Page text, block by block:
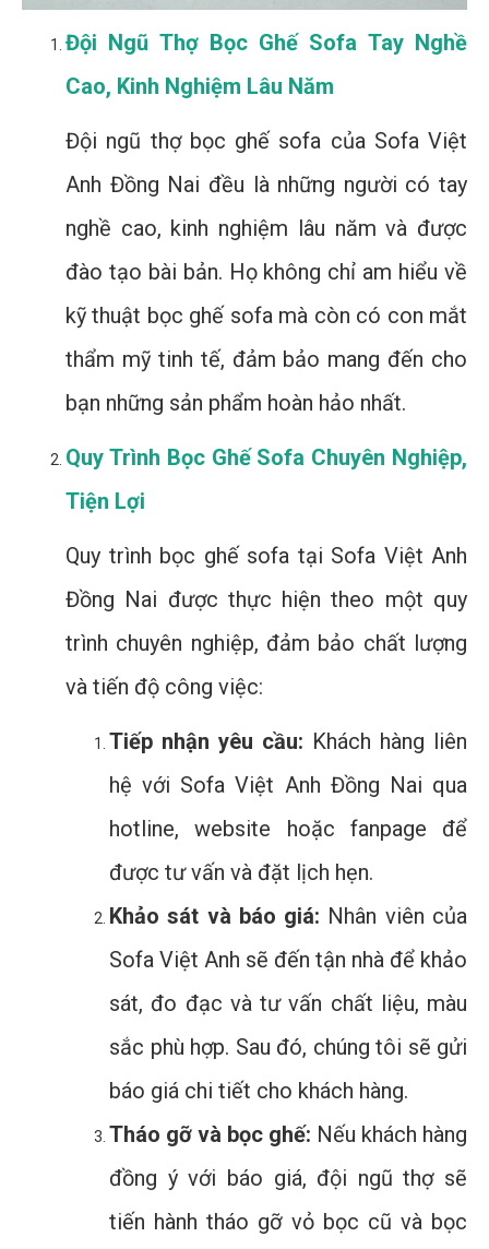
Đội Ngũ Thợ Bọc Ghế Sofa Tay Nghề
Cao, Kinh Nghiệm Lâu Năm
Đội ngũ thợ bọc ghế sofa của Sofa Việt
Anh Đồng Nai đều là những người có tay
nghề cao, kinh nghiệm lâu năm và được
đào tạo bài bản. Họ không chỉ am hiểu về
kỹ thuật bọc ghế sofa mà còn có con mắt
thẩm mỹ tinh tế, đảm bảo mang đến cho
bạn những sản phẩm hoàn hảo nhất.
Quy Trình Bọc Ghế Sofa Chuyên Nghiệp,
Tiện Lợi
Quy trình bọc ghế sofa tại Sofa Việt Anh
Đồng Nai được thực hiện theo một quy
trình chuyên nghiệp, đảm bảo chất lượng
và tiến độ công việc:
Tiếp nhận yêu cầu: Khách hàng liên
hệ với Sofa Việt Anh Đồng Nai qua
hotline, website hoặc fanpage để
được tư vấn và đặt lịch hẹn.
Khảo sát và báo giá: Nhân viên của
Sofa Việt Anh sẽ đến tận nhà để khảo
sát, đo đạc và tư vấn chất liệu, màu
sắc phù hợp. Sau đó, chúng tôi sẽ gửi
báo giá chi tiết cho khách hàng.
Tháo gỡ và bọc ghế: Nếu khách hàng
đồng ý với báo giá, đội ngũ thợ sẽ
tiến hành tháo gỡ vỏ bọc cũ và bọc